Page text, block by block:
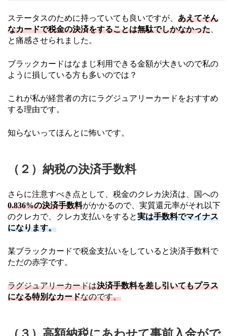
ステータスのために持っていても良いですが、 あえてそん
なカードで税金の決済をすることは無駄でしかなかった
と痛感させられました。
ブラックカードはなまじ利用できる金額が大きいので私の
ように損している方も多いのでは？
これが私が経営者の方にラグジュアリーカードをおすすめ
する理由です。
知らないってほんとに怖いです。
（２）納税の決済手数料
さらに注意すべき点として、税金のクレカ決済は、国への
0.836%の決済手数料がかかるので、実質還元率がそれ以下
のクレカで、クレカ支払いをすると実は手数料でマイナス
になります。
某ブラックカードで税金支払いをしていると決済手数料で
ただの赤字です。
ラグジュアリーカードは決済手数料を差し引いてもプラス
になる特別なカードなのです。